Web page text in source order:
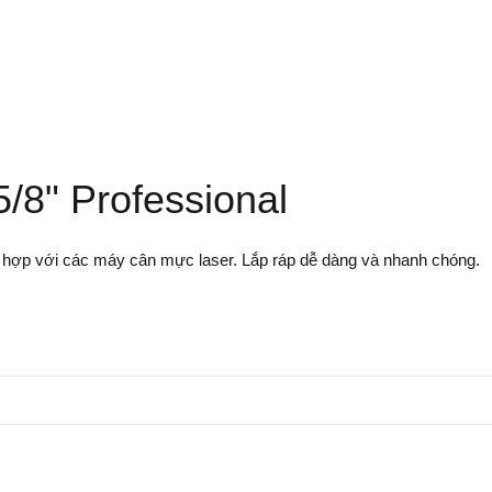
8" Professional
với các máy cân mực laser. Lắp ráp dễ dàng và nhanh chóng.